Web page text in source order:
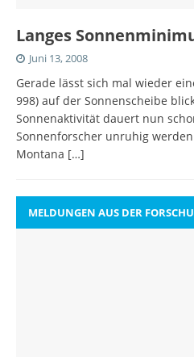
Langes
Juni 13, 2008
Gerade lässt sich mal wieder
998) auf der Sonnenscheibe
Sonnenaktivität dauert nun
Sonnenforscher unruhig
Montana […]
MELDUNGEN AUS DER